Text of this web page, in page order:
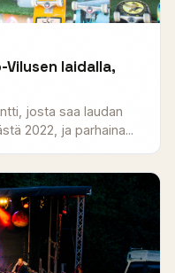
laidalla,
josta saa laudan
2022, ja parhaina...